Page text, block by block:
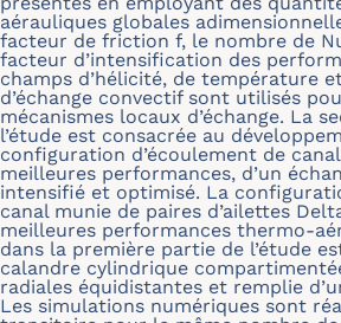
aérauliques globales
facteur de friction f, le nombre de
facteur d’intensification des
champs d’hélicité, de température
d’échange convectif sont utilisés
mécanismes locaux d’échange. La
l’étude est consacrée au
configuration d’écoulement de
meilleures performances, d’un
intensifié et optimisé. La
canal munie de paires d’ailettes
meilleures performances thermo-
dans la première partie de l’étude
calandre cylindrique
radiales équidistantes et remplie
Les simulations numériques sont